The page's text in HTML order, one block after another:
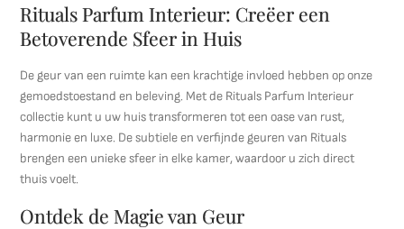
Rituals Parfum Interieur: Creëer een
Betoverende Sfeer in Huis
De geur van een ruimte kan een krachtige invloed hebben op onze
gemoedstoestand en beleving. Met de Rituals Parfum Interieur
collectie kunt u uw huis transformeren tot een oase van rust,
harmonie en luxe. De subtiele en verfijnde geuren van Rituals
brengen een unieke sfeer in elke kamer, waardoor u zich direct
thuis voelt.
Ontdek de Magie van Geur